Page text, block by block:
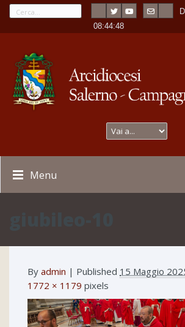
-08:44:48
Menu
By admin | Published 15 Maggio
1772 × 1179 pixels